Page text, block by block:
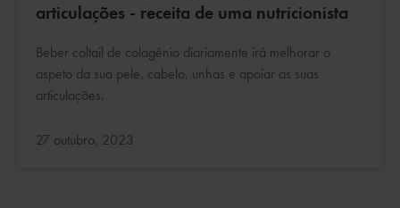
articulações - receita de uma nutricionista
Beber coltail de colagénio diariamente irá melhorar o
aspeto da sua pele, cabelo, unhas e apoiar as suas
articulações.
Atualizado:
27 outubro, 2023